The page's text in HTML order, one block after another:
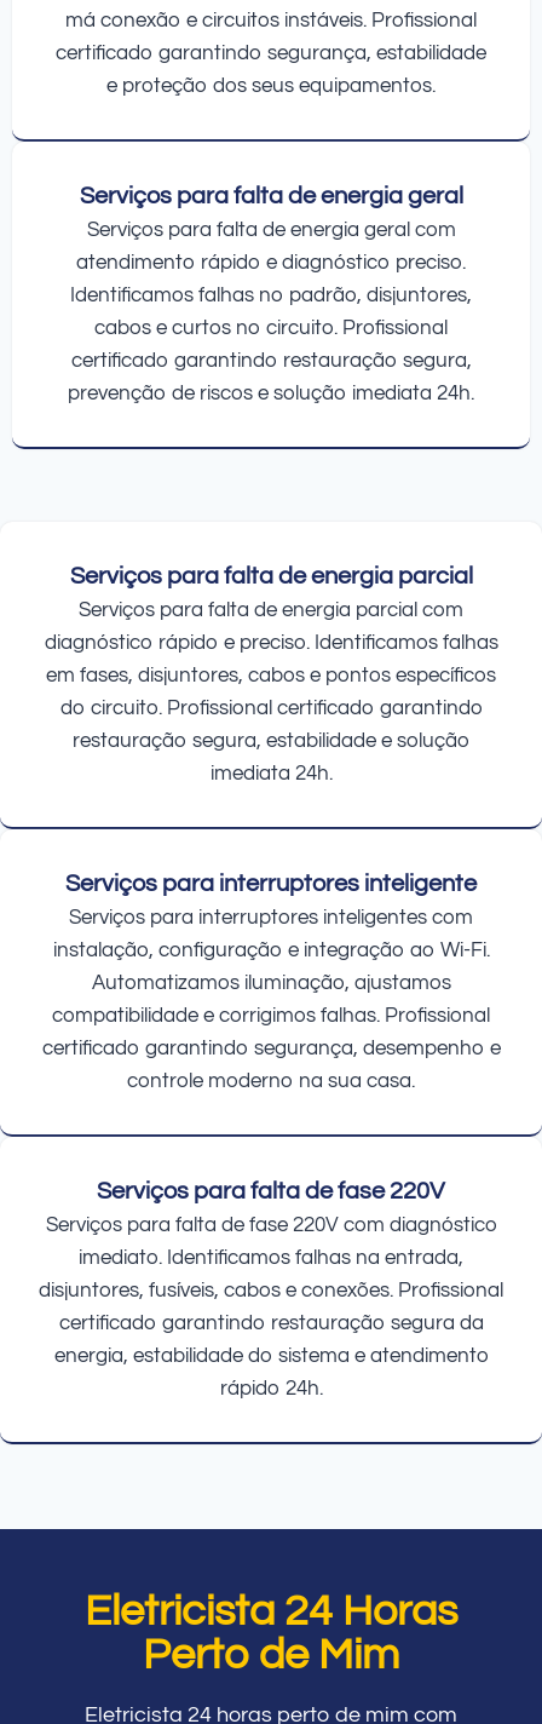
má conexão e circuitos instáveis. Profissional
certificado garantindo segurança, estabilidade
e proteção dos seus equipamentos.
Serviços para falta de energia geral
Serviços para falta de energia geral com
atendimento rápido e diagnóstico preciso.
Identificamos falhas no padrão, disjuntores,
cabos e curtos no circuito. Profissional
certificado garantindo restauração segura,
prevenção de riscos e solução imediata 24h.
Serviços para falta de energia parcial
Serviços para falta de energia parcial com
diagnóstico rápido e preciso. Identificamos falhas
em fases, disjuntores, cabos e pontos específicos
do circuito. Profissional certificado garantindo
restauração segura, estabilidade e solução
imediata 24h.
Serviços para interruptores inteligente
Serviços para interruptores inteligentes com
instalação, configuração e integração ao Wi-Fi.
Automatizamos iluminação, ajustamos
compatibilidade e corrigimos falhas. Profissional
certificado garantindo segurança, desempenho e
controle moderno na sua casa.
Serviços para falta de fase 220V
Serviços para falta de fase 220V com diagnóstico
imediato. Identificamos falhas na entrada,
disjuntores, fusíveis, cabos e conexões. Profissional
certificado garantindo restauração segura da
energia, estabilidade do sistema e atendimento
rápido 24h.
Eletricista 24 Horas
Perto de Mim
Eletricista 24 horas perto de mim com